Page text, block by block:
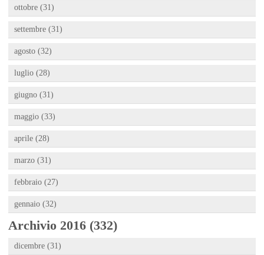
ottobre (31)
settembre (31)
agosto (32)
luglio (28)
giugno (31)
maggio (33)
aprile (28)
marzo (31)
febbraio (27)
gennaio (32)
Archivio 2016 (332)
dicembre (31)